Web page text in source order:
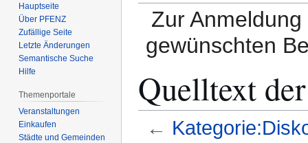
Zur
gewünschten
Quelltext
←
Hauptseite
Über PFENZ
Zufällige Seite
Letzte Änderungen
Semantische Suche
Hilfe
Themenportale
Veranstaltungen
Einkaufen
Städte und Gemeinden